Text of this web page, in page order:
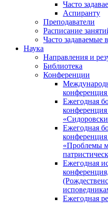
Часто
Аспиранту
Преподаватели
Расписание
Часто задаваемые
Наука
Направления и
Библиотека
Конференции
Ежегодная
Ежегодная
«Проблемы
Ежегодная
Ежегодная